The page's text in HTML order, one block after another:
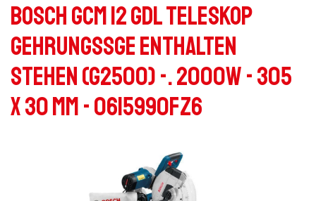
Bosch GCM 12 GDL Teleskop
Gehrungssge enthalten
stehen (G2500) -. 2000W - 305
x 30 mm - 0615990FZ6